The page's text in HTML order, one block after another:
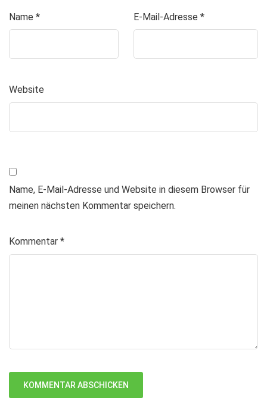
Name * E-Mail-Adresse *
Website
Name, E-Mail-Adresse und Website in diesem Browser für
meinen nächsten Kommentar speichern.
Kommentar *